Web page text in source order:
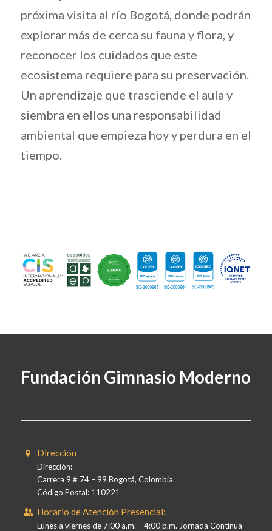
próxima visita al río Bogotá, donde podrán
explorar más de cerca su fauna y flora, y
reconocer los cuidados que este
ecosistema requiere para su preservación.
Un aprendizaje que trasciende el aula y
siembra en ellos una responsabilidad
ambiental que empieza hoy y perdura en el
tiempo.
Fundación Gimnasio Moderno
Dirección
Dirección:
Carrera 9 # 74 – 99 Bogotá, Colombia.
Código Postal: 110221
Horario de Atención Presencial:
Lunes a viernes de 7:00 a.m. – 4:00 p.m. Jornada Continua